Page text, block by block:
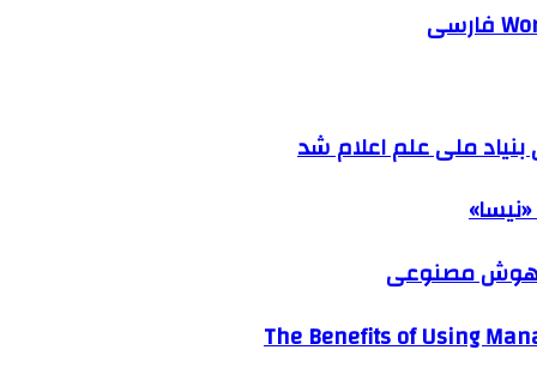
ملی علم اعلام شد
هوش مصنوعی
The Benefits of Using